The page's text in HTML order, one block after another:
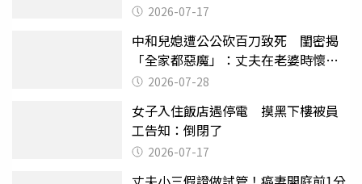
2026-07-17
中和兒媳遭公公砍百刀致死 閨密揭
「全家都惡魔」：丈夫在老婆時懷孕
摔東西
2026-07-28
女子入住飯店遇停電 摸黑下樓被員
工告知：倒閉了
2026-07-17